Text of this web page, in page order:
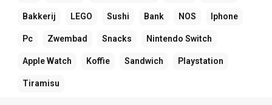
Bakkerij LEGO Sushi Bank NOS Iphone
Pc Zwembad Snacks Nintendo Switch
Apple Watch Koffie Sandwich Playstation
Tiramisu